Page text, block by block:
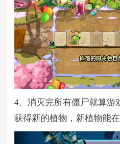
4、消灭完所有僵尸就算游
获得新的植物，新植物能